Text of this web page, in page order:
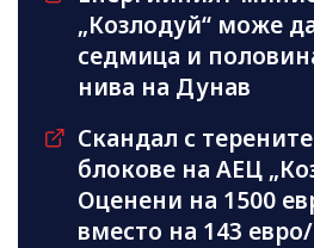
„Козлодуй“ може
седмица и
нива на Дунав
Скандал с
блокове на АЕЦ
Оценени на 1500
вместо на 143